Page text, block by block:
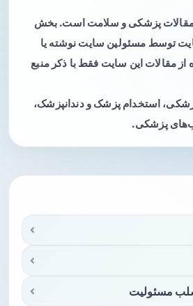
پزشکی و سلامت است. بخش
توسط مسئولین سایت نوشته یا
از مقالات این سایت فقط با ذکر منبع
استخدام پزشک و دندانپزشک،
مسئولیت